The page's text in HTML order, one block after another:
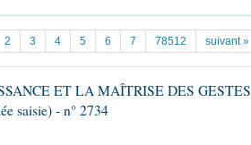
2 3 4 5 6 7 78512 suivant »
ET LA MAÎTRISE DES GESTES
saisie) - n° 2734